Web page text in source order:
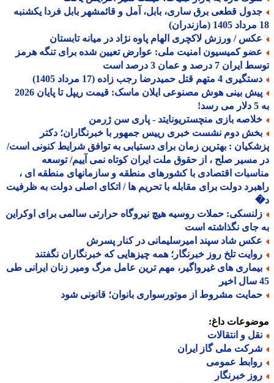
قطعی برق ساری، بابل، آمل و قائمشهر بابل فردا یکشنبه
/ ورزش لاکچری الهام پاوه نژاد در میانه تابستان
کمیسیون امنیت ملی: عوارض تعیین شده برای تنگه هرمز
7 درصد و عمان 3 درصد است
4 متهم قتل حمیدرضا رجب زاده (17 مرداد 1405)
پیش بینی هوش مصنوعی ایلان ماسک: قیمت ریپل تا پایان 2026
بازی منچستریونایتد - پاری سن ژرمن
دوم نشست خبری رییس جمهور با خبرنگاران؛ دکتر
: بهترین زمان برای دستیابی به توافق شرایط کنونی است/
مسیر صلح ، از حقوق ملت ایران کوتاه نمی آییم/ توسعه
اقتصادی با کشورهای منطقه و سازمانهای منطقه ای ،
دولت برای مقابله با تحریم ها / اتکای اصلی دولت به ظرفیت
حملات روسیه هیچ نیروگاه حرارتی سالمی برای اوکراین
جای نگذاشته است
شاد سپند امیرسلیمانی در کنار پسرش
تلخ روز خبرنگار؛ همه چیزهایی که خبرنگاران نگفتند
های غیرواگیر، مهم ترین عامل مرگ ومیر زنان ایرانی طی
مشروط از موتورسواری بانوان؛ قانونی شود
داغ:
و انتقالات
ملی گاز ایران
عمومی
خبرنگار